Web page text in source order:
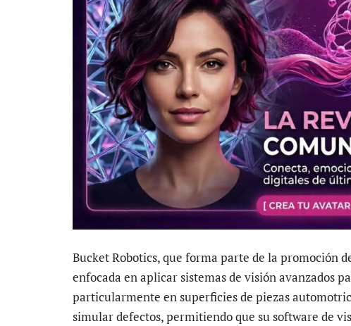
Bucket Robotics, que forma parte de la promoción
enfocada en aplicar sistemas de visión avanzados
particularmente en superficies de piezas
simular defectos, permitiendo que su software de